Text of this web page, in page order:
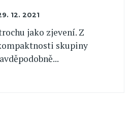
12. 2021
jako zjevení. Z
skupiny